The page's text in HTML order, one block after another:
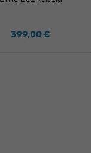
399,00 €